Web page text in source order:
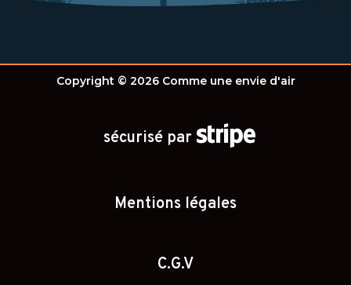
Copyright © 2026 Comme une envie d'air
sécurisé par 
Mentions légales
C.G.V